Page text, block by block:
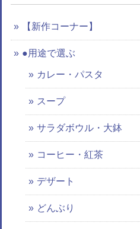
【新作コーナー】
●用途で選ぶ
カレー・パスタ
スープ
サラダボウル・大鉢
コーヒー・紅茶
デザート
どんぶり